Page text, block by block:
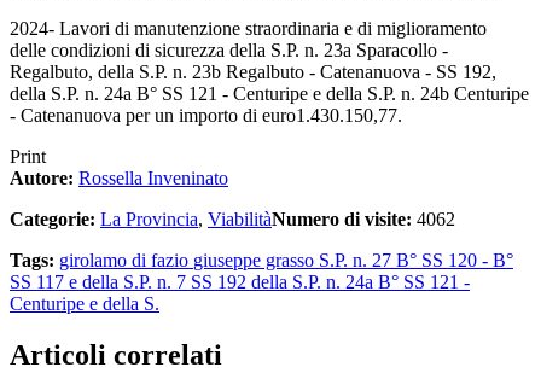
2024‐ Lavori di manutenzione straordinaria e di miglioramento
delle condizioni di sicurezza della S.P. n. 23a Sparacollo -
Regalbuto, della S.P. n. 23b Regalbuto - Catenanuova - SS 192,
della S.P. n. 24a B° SS 121 - Centuripe e della S.P. n. 24b Centuripe
- Catenanuova per un importo di euro1.430.150,77.
Print
Autore: Rossella Inveninato
Categorie: La Provincia, ViabilitàNumero di visite: 4062
Tags: girolamo di fazio giuseppe grasso S.P. n. 27 B° SS 120 - B°
SS 117 e della S.P. n. 7 SS 192 della S.P. n. 24a B° SS 121 -
Centuripe e della S.
Articoli correlati